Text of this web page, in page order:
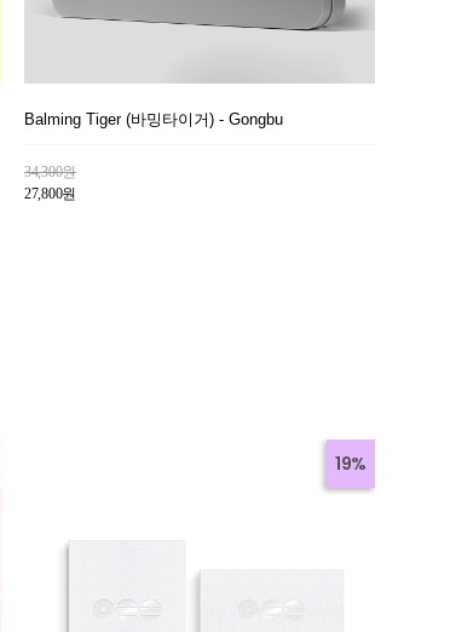
Balming Tiger (바밍타이거) - Gongbu
34,300원
27,800원
19%